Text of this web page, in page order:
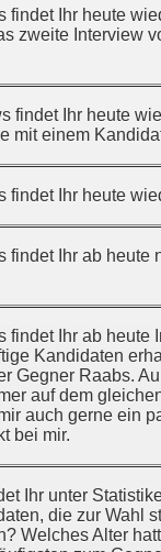
findet Ihr heute
zweite Interview
findet Ihr heute
mit einem
findet Ihr heute
findet Ihr ab
findet Ihr ab
Kandidaten
Gegner Raabs.
auf dem
auch gerne ein
bei mir.
Ihr unter
die zur Wahl
Welches Alter